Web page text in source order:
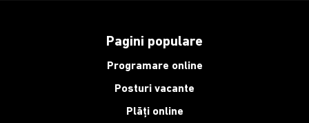
Pagini populare
Programare online
Posturi vacante
Plăți online